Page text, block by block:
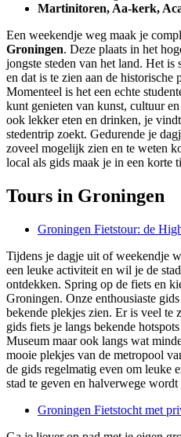
Martinitoren, Aa-kerk,
Een weekendje weg maak je
Groningen. Deze plaats in het
jongste steden van het land. Het is
en dat is te zien aan de historische
Momenteel is het een echte
kunt genieten van kunst, cultuur
ook lekker eten en drinken, je
stedentrip zoekt. Gedurende je
zoveel mogelijk zien en te weten
local als gids maak je in een korte
Tours in Groningen
Groningen Fietstour: de
Tijdens je dagje uit of weekendje
een leuke activiteit en wil je de
ontdekken. Spring op de fiets en
Groningen. Onze enthousiaste
bekende plekjes zien. Er is veel te
gids fiets je langs bekende
Museum maar ook langs wat
mooie plekjes van de metropool
de gids regelmatig even om leuke
stad te geven en halverwege
Groningen Fietstocht met